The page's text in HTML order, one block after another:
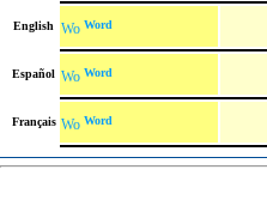
English Word
Español Word
Français Word